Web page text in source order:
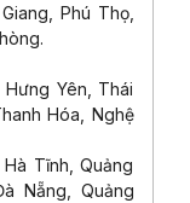
Phú Thọ,
Yên, Thái
Hóa, Nghệ
Tĩnh, Quảng
Nẵng, Quảng